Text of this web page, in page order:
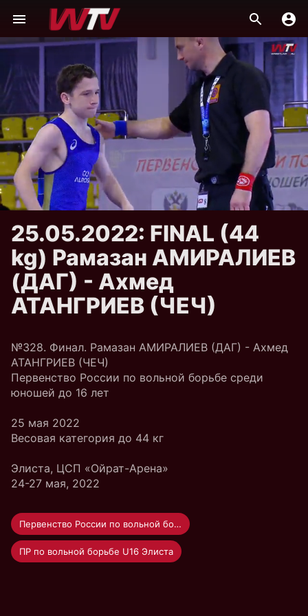
25.05.2022: FINAL (44
kg) Рамазан АМИРАЛИЕВ
(ДАГ) - Ахмед
АТАНГРИЕВ (ЧЕЧ)
№328. Финал. Рамазан АМИРАЛИЕВ (ДАГ) - Ахмед
АТАНГРИЕВ (ЧЕЧ)
Первенство России по вольной борьбе среди
юношей до 16 лет
25 мая 2022
Весовая категория до 44 кг
Элиста, ЦСП «Ойрат-Арена»
24-27 мая, 2022
Первенство России по вольной борьбе U-16
ПР по вольной борьбе U16 Элиста